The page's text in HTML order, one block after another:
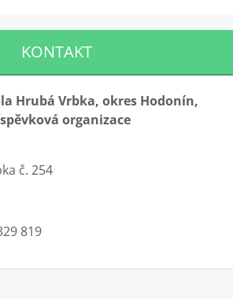
KONTAKT
Hrubá Vrbka, okres Hodonín,
organizace
č. 254
819